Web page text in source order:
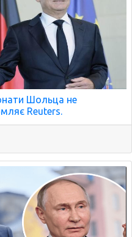
Шольца не
Reuters.